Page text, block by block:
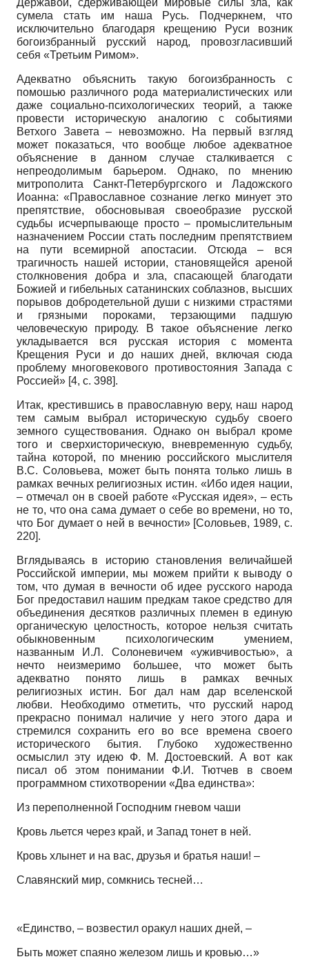
Державой, сдерживающей мировые силы зла, как
сумела стать им наша Русь. Подчеркнем, что
исключительно благодаря крещению Руси возник
богоизбранный русский народ, провозгласивший
себя «Третьим Римом».
Адекватно объяснить такую богоизбранность с
помошью различного рода материалистических или
даже социально-психологических теорий, а также
провести историческую аналогию с событиями
Ветхого Завета – невозможно. На первый взгляд
может показаться, что вообще любое адекватное
объяснение в данном случае сталкивается с
непреодолимым барьером. Однако, по мнению
митрополита Санкт-Петербургского и Ладожского
Иоанна: «Православное сознание легко минует это
препятствие, обосновывая своеобразие русской
судьбы исчерпывающе просто – промыслительным
назначением России стать последним препятствием
на пути всемирной апостасии. Отсюда – вся
трагичность нашей истории, становящейся ареной
столкновения добра и зла, спасающей благодати
Божией и гибельных сатанинских соблазнов, высших
порывов добродетельной души с низкими страстями
и грязными пороками, терзающими падшую
человеческую природу. В такое объяснение легко
укладывается вся русская история с момента
Крещения Руси и до наших дней, включая сюда
проблему многовекового противостояния Запада с
Россией» [4, с. 398].
Итак, крестившись в православную веру, наш народ
тем самым выбрал историческую судьбу своего
земного существования. Однако он выбрал кроме
того и сверхисторическую, вневременную судьбу,
тайна которой, по мнению российского мыслителя
В.С. Соловьева, может быть понята только лишь в
рамках вечных религиозных истин. «Ибо идея нации,
– отмечал он в своей работе «Русская идея», – есть
не то, что она сама думает о себе во времени, но то,
что Бог думает о ней в вечности» [Соловьев, 1989, с.
220].
Вглядываясь в историю становления величайшей
Российской империи, мы можем прийти к выводу о
том, что думая в вечности об идее русского народа
Бог предоставил нашим предкам такое средство для
объединения десятков различных племен в единую
органическую целостность, которое нельзя считать
обыкновенным психологическим умением,
названным И.Л. Солоневичем «уживчивостью», а
нечто неизмеримо большее, что может быть
адекватно понято лишь в рамках вечных
религиозных истин. Бог дал нам дар вселенской
любви. Необходимо отметить, что русский народ
прекрасно понимал наличие у него этого дара и
стремился сохранить его во все времена своего
исторического бытия. Глубоко художественно
осмыслил эту идею Ф. М. Достоевский. А вот как
писал об этом понимании Ф.И. Тютчев в своем
программном стихотворении «Два единства»:
Из переполненной Господним гневом чаши
Кровь льется через край, и Запад тонет в ней.
Кровь хлынет и на вас, друзья и братья наши! –
Славянский мир, сомкнись тесней…
«Единство, – возвестил оракул наших дней, –
Быть может спаяно железом лишь и кровью…»